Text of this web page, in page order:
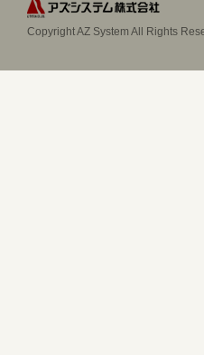
Copyright AZ System All Rights